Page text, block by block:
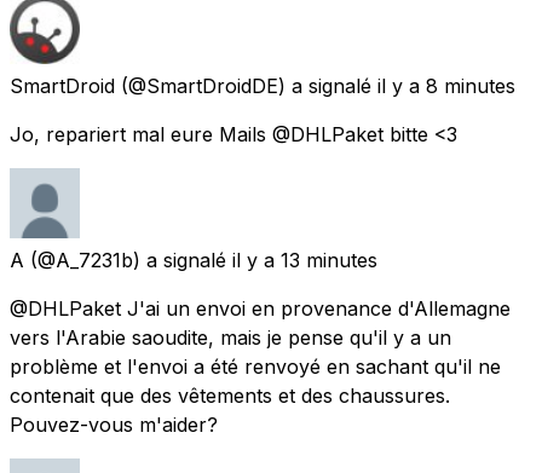
SmartDroid (@SmartDroidDE) a signalé il y a 8 minutes
Jo, repariert mal eure Mails @DHLPaket bitte <3
A (@A_7231b) a signalé il y a 13 minutes
@DHLPaket J'ai un envoi en provenance d'Allemagne
vers l'Arabie saoudite, mais je pense qu'il y a un
problème et l'envoi a été renvoyé en sachant qu'il ne
contenait que des vêtements et des chaussures.
Pouvez-vous m'aider?